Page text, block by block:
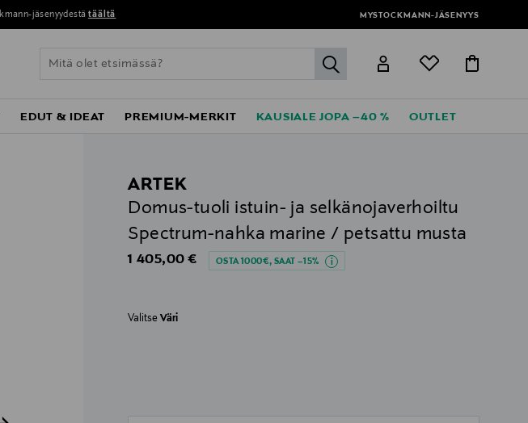
jäsenyydestä täältä MYSTOCKMANN-JÄSENYYS
label.header.go
EDUT & IDEAT PREMIUM-MERKIT KAUSIALE JOPA –40 % OUTLET
ARTEK
Domus-tuoli istuin- ja selkänojaverhoiltu
Spectrum-nahka marine / petsattu musta
Original Price
1 405,00 € OSTA 1000€, SAAT –15%
ValitseVäri